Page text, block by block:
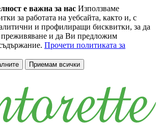
е важна за нас Използваме
за работата на уебсайта, както и, с
и профилиращи бисквитки, за да
и да Ви предложим
Прочети политиката за
Приемам всички
съдържание